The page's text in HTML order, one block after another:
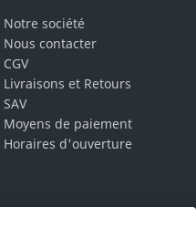
Notre société
Nous contacter
CGV
Livraisons et Retours
SAV
Moyens de paiement
Horaires d'ouverture